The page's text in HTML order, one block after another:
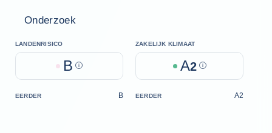
Onderzoek
LANDENRISICO
B Help
ZAKELIJK KLIMAAT
A2 Help
EERDER B EERDER A2